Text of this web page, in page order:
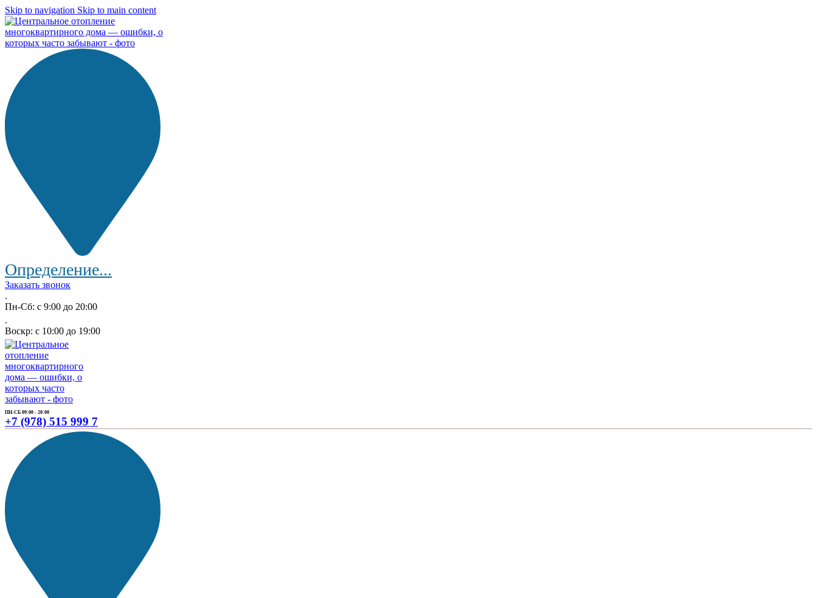
Skip to navigation Skip to main content
Определение...
Заказать звонок
.
Пн-Сб: с 9:00 до 20:00
.
Воскр: с 10:00 до 19:00
ПН-СБ 09:00 - 20:00
+7 (978) 515 999 7